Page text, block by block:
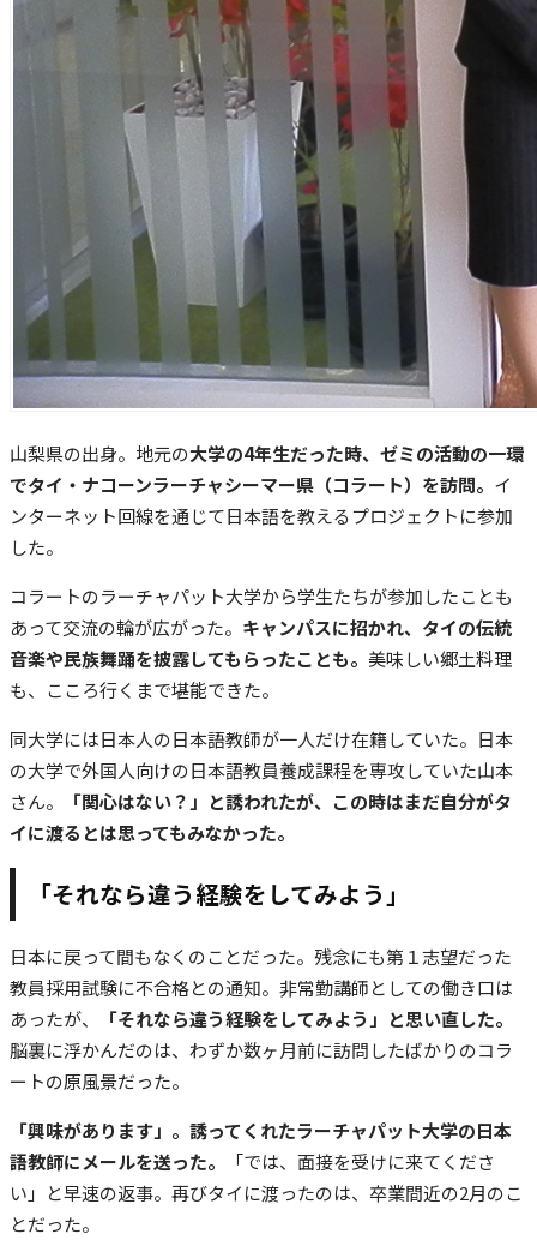
山梨県の出身。地元の大学の4年生だった時、ゼミの活動の一環
でタイ・ナコーンラーチャシーマー県（コラート）を訪問。 イ
ンターネット回線を通じて日本語を教えるプロジェクトに参加
した。
コラートのラーチャパット大学から学生たちが参加したことも
あって交流の輪が広がった。 キャンパスに招かれ、タイの伝統
音楽や民族舞踊を披露してもらったことも。 美味しい郷土料理
も、こころ行くまで堪能できた。
同大学には日本人の日本語教師が一人だけ在籍していた。日本
の大学で外国人向けの日本語教員養成課程を専攻していた山本
さん。
「関心はない？」と誘われたが、この時はまだ自分がタ
イに渡るとは思ってもみなかった。
「それなら違う経験をしてみよう」
日本に戻って間もなくのことだった。残念にも第１志望だった
教員採用試験に不合格との通知。非常勤講師としての働き口は
あったが、
「それなら違う経験をしてみよう」と思い直した。
脳裏に浮かんだのは、わずか数ヶ月前に訪問したばかりのコラ
ートの原風景だった。
「興味があります」。誘ってくれたラーチャパット大学の日本
語教師にメールを送った。
「では、面接を受けに来てくださ
い」と早速の返事。再びタイに渡ったのは、卒業間近の2月のこ
とだった。